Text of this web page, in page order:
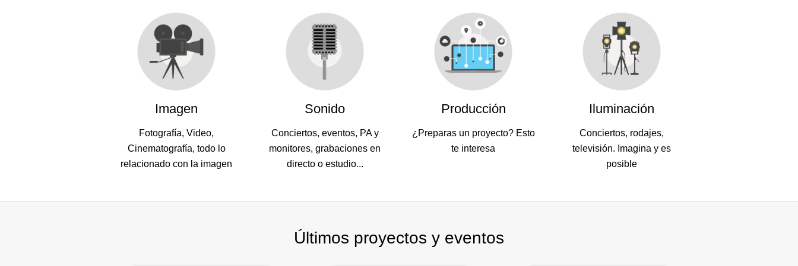
Imagen
Fotografía, Video,
Cinematografía, todo lo
relacionado con la imagen
Sonido
Conciertos, eventos, PA y
monitores, grabaciones en
directo o estudio...
Producción
¿Preparas un proyecto? Esto
te interesa
Iluminación
Conciertos, rodajes,
televisión. Imagina y es
posible
Últimos proyectos y eventos